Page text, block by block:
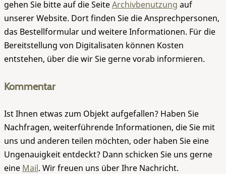
gehen Sie bitte auf die SeiteArchivbenutzung auf
unserer Website. Dort finden Sie die Ansprechpersonen,
das Bestellformular und weitere Informationen. Für die
Bereitstellung von Digitalisaten können Kosten
entstehen, über die wir Sie gerne vorab informieren.
Kommentar
Ist Ihnen etwas zum Objekt aufgefallen? Haben Sie
Nachfragen, weiterführende Informationen, die Sie mit
uns und anderen teilen möchten, oder haben Sie eine
Ungenauigkeit entdeckt? Dann schicken Sie uns gerne
eine Mail. Wir freuen uns über Ihre Nachricht.